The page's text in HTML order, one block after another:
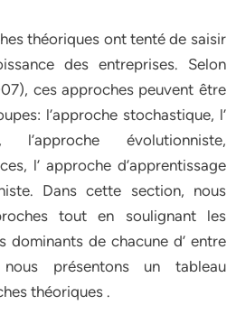
théoriques ont tenté de saisir
des entreprises. Selon
ces approches peuvent être
l’approche stochastique, l’
l’approche évolutionniste,
l’ approche d’apprentissage
Dans cette section, nous
tout en soulignant les
dominants de chacune d’ entre
présentons un tableau
théoriques .